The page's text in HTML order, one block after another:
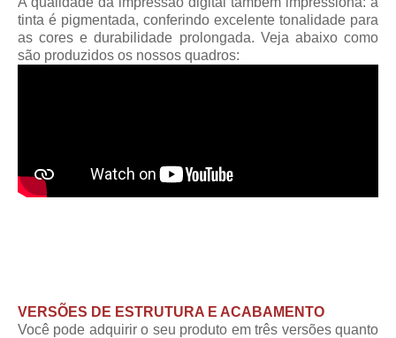
tinta é pigmentada, conferindo excelente tonalidade para
as cores e durabilidade prolongada. Veja abaixo como
são produzidos os nossos quadros:
VERSÕES DE ESTRUTURA E ACABAMENTO
Você pode adquirir o seu produto em três versões quanto